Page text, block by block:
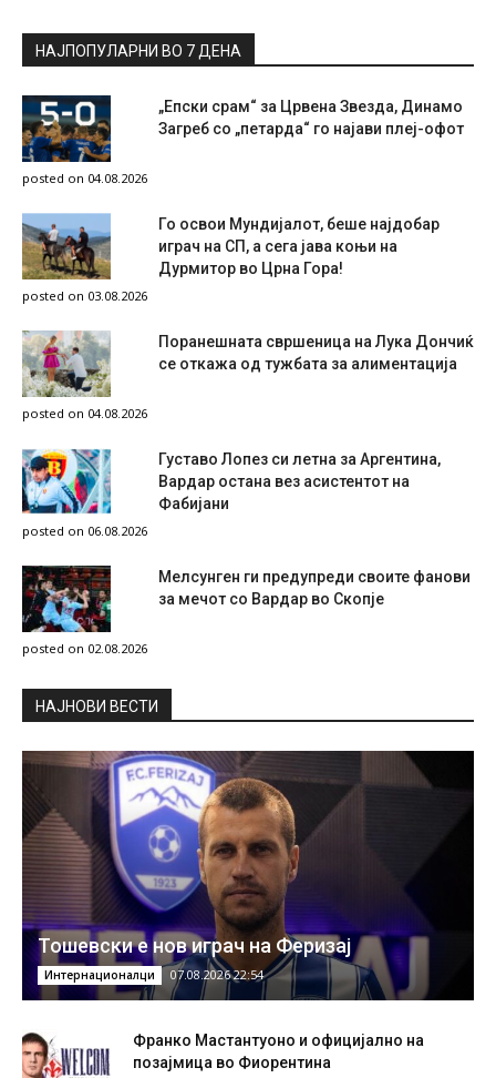
НАЈПОПУЛАРНИ ВО 7 ДЕНА
„Епски срам“ за Црвена Звезда, Динамо
Загреб со „петарда“ го најави плеј-офот
posted on 04.08.2026
Го освои Мундијалот, беше најдобар
играч на СП, а сега јава коњи на
Дурмитор во Црна Гора!
posted on 03.08.2026
Поранешната свршеница на Лука Дончиќ
се откажа од тужбата за алиментација
posted on 04.08.2026
Густаво Лопез си летна за Аргентина,
Вардар остана вез асистентот на
Фабијани
posted on 06.08.2026
Мелсунген ги предупреди своите фанови
за мечот со Вардар во Скопје
posted on 02.08.2026
НAЈНОВИ ВЕСТИ
Тошевски е нов играч на Феризај
Интернационалци 07.08.2026 22:54
Франко Мастантуоно и официјално на
позајмица во Фиорентина